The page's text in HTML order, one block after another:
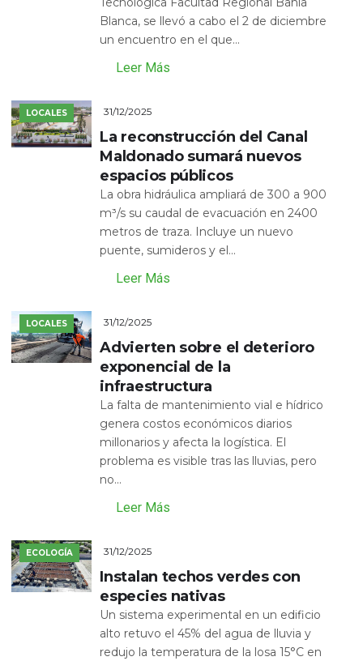
Blanca, se llevó a cabo el 2 de diciembre
un encuentro en el que...
Leer Más
LOCALES 31/12/2025
La reconstrucción del Canal
Maldonado sumará nuevos
espacios públicos
La obra hidráulica ampliará de 300 a 900
m³/s su caudal de evacuación en 2400
metros de traza. Incluye un nuevo
puente, sumideros y el...
Leer Más
LOCALES 31/12/2025
Advierten sobre el deterioro
exponencial de la
infraestructura
La falta de mantenimiento vial e hídrico
genera costos económicos diarios
millonarios y afecta la logística. El
problema es visible tras las lluvias, pero
no...
Leer Más
ECOLOGÍA 31/12/2025
Instalan techos verdes con
especies nativas
Un sistema experimental en un edificio
alto retuvo el 45% del agua de lluvia y
redujo la temperatura de la losa 15°C en